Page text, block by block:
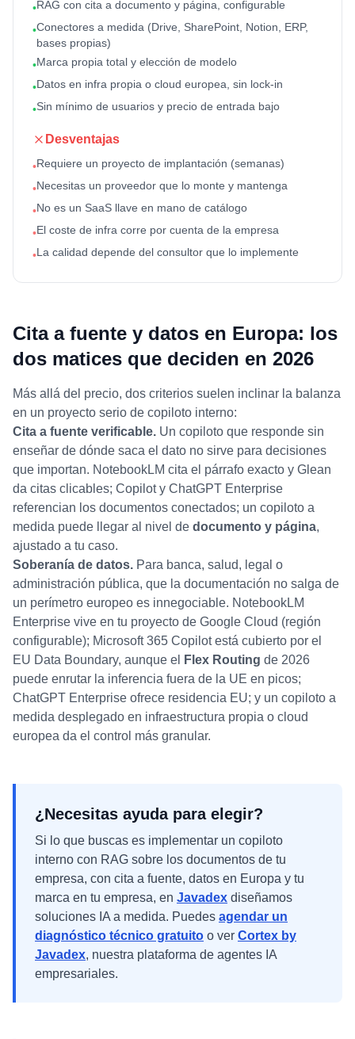
•RAG con cita a documento y página, configurable
•Conectores a medida (Drive, SharePoint, Notion, ERP,
bases propias)
•Marca propia total y elección de modelo
•Datos en infra propia o cloud europea, sin lock-in
•Sin mínimo de usuarios y precio de entrada bajo
Desventajas
•Requiere un proyecto de implantación (semanas)
•Necesitas un proveedor que lo monte y mantenga
•No es un SaaS llave en mano de catálogo
•El coste de infra corre por cuenta de la empresa
•La calidad depende del consultor que lo implemente
Cita a fuente y datos en Europa: los
dos matices que deciden en 2026
Más allá del precio, dos criterios suelen inclinar la balanza
en un proyecto serio de copiloto interno:
Cita a fuente verificable. Un copiloto que responde sin
enseñar de dónde saca el dato no sirve para decisiones
que importan. NotebookLM cita el párrafo exacto y Glean
da citas clicables; Copilot y ChatGPT Enterprise
referencian los documentos conectados; un copiloto a
medida puede llegar al nivel de documento y página,
ajustado a tu caso.
Soberanía de datos. Para banca, salud, legal o
administración pública, que la documentación no salga de
un perímetro europeo es innegociable. NotebookLM
Enterprise vive en tu proyecto de Google Cloud (región
configurable); Microsoft 365 Copilot está cubierto por el
EU Data Boundary, aunque el
Flex Routing de 2026
puede enrutar la inferencia fuera de la UE en picos;
ChatGPT Enterprise ofrece residencia EU; y un copiloto a
medida desplegado en infraestructura propia o cloud
europea da el control más granular.
¿Necesitas ayuda para elegir?
Si lo que buscas es implementar un copiloto
interno con RAG sobre los documentos de tu
empresa, con cita a fuente, datos en Europa y tu
marca en tu empresa, en Javadex diseñamos
soluciones IA a medida. Puedes agendar un
diagnóstico técnico gratuito o ver Cortex by
Javadex, nuestra plataforma de agentes IA
empresariales.